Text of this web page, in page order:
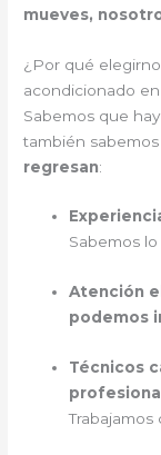
mueves,
¿Por qué
acondicionado
Sabemos que
también
regresan:
Sabemos
Atención
podemos
Técnicos
Trabajamos